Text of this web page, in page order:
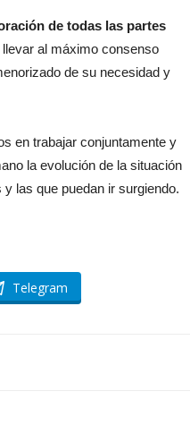
de todas las partes
llevar al máximo consenso
de su necesidad y
en trabajar conjuntamente y
la evolución de la situación
las que puedan ir surgiendo.
Telegram